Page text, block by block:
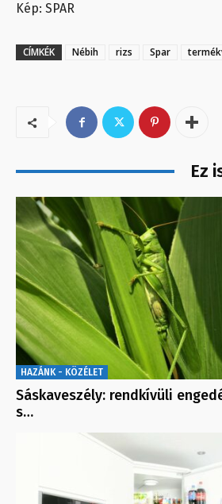
Kép: SPAR
CÍMKÉK Nébih rizs Spar
Ez
HAZÁNK - KÖZÉLET
Sáskaveszély: rendkívüli
s…